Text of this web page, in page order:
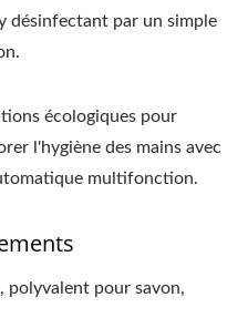
désinfectant par un simple
écologiques pour
l'hygiène des mains avec
multifonction.
polyvalent pour savon,